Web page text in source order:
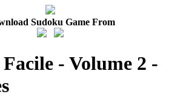
Sudoku Game From
- Volume 2 -